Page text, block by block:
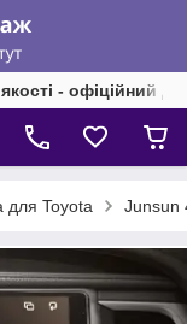
- офіційний
для Toyota Junsun